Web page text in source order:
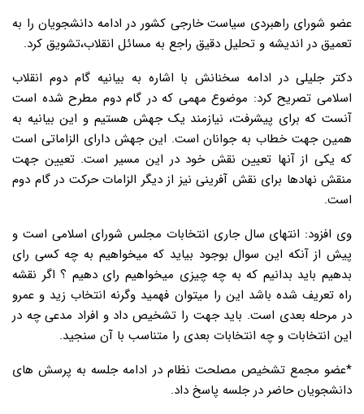
عضو شورای راهبردی سیاست خارجی کشور در ادامه دانشجویان را به
تعمیق در اندیشه و تحلیل دقیق راجع به مسائل انقلاب،تشویق کرد.
دکتر جلیلی در ادامه سخنانش با اشاره به بیانیه گام دوم انقلاب
اسلامی تصریح کرد: موضوع مهمی که در گام دوم مطرح شده است
آنست که برای پیشرفت، نیازمند یک جهش هستیم و این بیانیه به
همین جهت خطاب به جوانان است. این جهش دارای الزاماتی است
که یکی از آنها تعیین نقش خود در این مسیر است. تعیین جهت
منقش نهادها برای نقش آفرینی نیز از دیگر الزامات حرکت در گام دوم
است.
وی افزود: انتهای سال جاری انتخابات مجلس شورای اسلامی است و
پیش از آنکه این سوال بوجود بیاید که میخواهیم به چه کسی رای
بدهیم باید بدانیم که به چه چیزی میخواهیم رای دهیم ؟ اگر نقشه
راه تعریف شده باشد این را میتوان فهمید وگرنه انتخاب زید و عمرو
در مرحله بعدی است. باید جهت را تشخیص داد و افراد مدعی چه در
این انتخابات و چه انتخابات بعدی را متناسب با آن سنجید.
*عضو مجمع تشخیص مصلحت نظام در ادامه جلسه به پرسش های
دانشجویان حاضر در جلسه پاسخ داد.